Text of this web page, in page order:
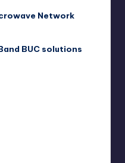
Network
BUC solutions